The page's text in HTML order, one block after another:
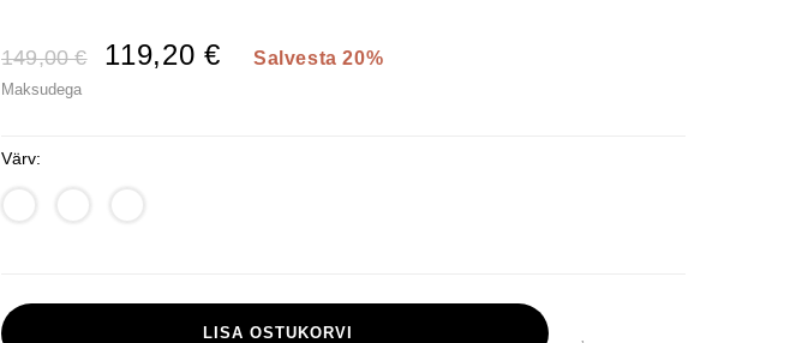
149,00 € 119,20 € Salvesta 20%
Maksudega
Värv:
LISA OSTUKORVI